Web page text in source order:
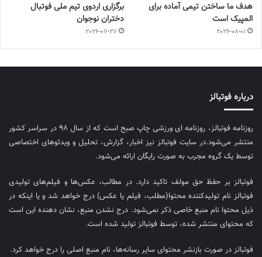
هدف ما ساختن تیمی آماده برای
المپیک است
2026-08-01
برگزاری اردوی تیم ملی فوتبال
دختران نوجوان
2026-07-27
درباره فوتبالز
روزنامه فوتبالز، روزنامه ای ورزشی چاپ صبح است که از سال ۹۸ در سراسر کشور
منتشر می‌شود.در سایت فوتبالز نیز اخبار، گزارش، تحلیل و ویدئوهای اختصاصی
توسط یک گروه مجرب به صورت رایگان ارائه می‌شود.
فوتبالز بر حفظ حق مولف تاکید دارد. در مطالب، عکس‌ها و فیلم‌های تولیدی
فوتبالز نام تولیدکننده محتوا(مطلب، فیلم یا عکس) درج خواهد شد و یا اینکه در
ذیل محتوا نام منبع خاصی ذکر نمی‌‎شود. درج نشدن منبع، نشان دهنده این است
که محتوای منتشر شده، توسط فوتبالز تولید شده است.
فوتبالز در صورت بازنشر محتوای سایر رسانه‌ها، نام منبع اصلی را درج خواهد کرد.